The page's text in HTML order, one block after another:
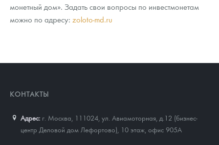
монетный дом». Задать свои вопросы по инвестмонетам
можно по адресу: zoloto-md.ru
КОНТАКТЫ
Адрес: г. Москва, 111024 ул. Авиамоторная, д.12 (бизнес-
центр Деловой дом Лефортово), 10 этаж, офис 905А